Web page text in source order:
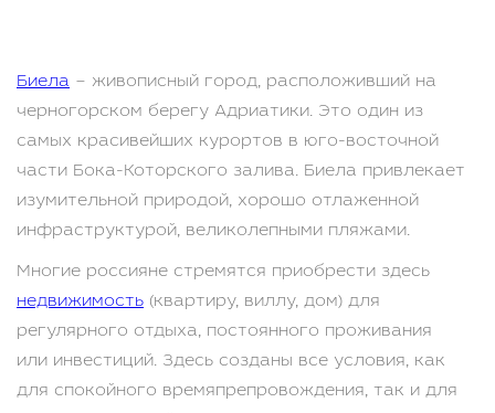
Биела – живописный город, расположивший на
черногорском берегу Адриатики. Это один из
самых красивейших курортов в юго-восточной
части Бока-Которского залива. Биела привлекает
изумительной природой, хорошо отлаженной
инфраструктурой, великолепными пляжами.
Многие россияне стремятся приобрести здесь
недвижимость (квартиру, виллу, дом) для
регулярного отдыха, постоянного проживания
или инвестиций. Здесь созданы все условия, как
для спокойного времяпрепровождения, так и для